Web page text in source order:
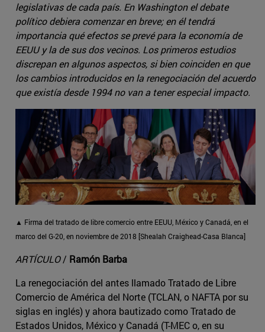
legislativas de cada país. En Washington el debate
político debiera comenzar en breve; en él tendrá
importancia qué efectos se prevé para la economía de
EEUU y la de sus dos vecinos. Los primeros estudios
discrepan en algunos aspectos, si bien coinciden en que
los cambios introducidos en la renegociación del acuerdo
que existía desde 1994 no van a tener especial impacto.
▲ Firma del tratado de libre comercio entre EEUU, México y Canadá, en el
marco del G-20, en noviembre de 2018 [Shealah Craighead-Casa Blanca]
ARTÍCULO/ Ramón Barba
La renegociación del antes llamado Tratado de Libre
Comercio de América del Norte (TCLAN, o NAFTA por su
siglas en inglés) y ahora bautizado como Tratado de
Estados Unidos, México y Canadá (T-MEC o, en su